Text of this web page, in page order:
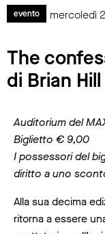
evento mercoledì
The
di Brian Hill
Auditorium del
Biglietto € 9,00
I possessori del
diritto a uno
Alla sua decima
ritorna a essere